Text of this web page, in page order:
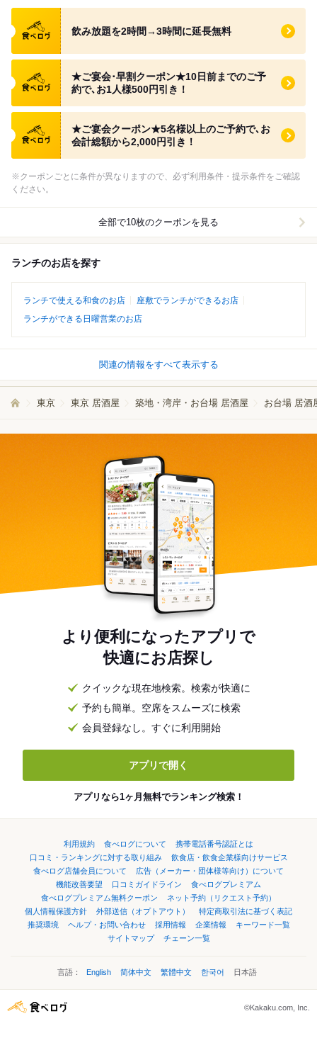
食べログ クーポン
飲み放題を2時間→3時間に延長無料
食べログ クーポン
★ご宴会･早割クーポン★10日前までのご予
約で､お1人様500円引き！
食べログ クーポン
★ご宴会クーポン★5名様以上のご予約で､お
会計総額から2,000円引き！
※クーポンごとに条件が異なりますので、必ず利用条件・提示条件をご確認
ください。
全部で10枚のクーポンを見る
ランチのお店を探す
ランチで使える和食のお店
座敷でランチができるお店
ランチができる日曜営業のお店
関連の情報をすべて表示する
東京 東京 居酒屋 築地・湾岸・お台場 居酒屋 お台場 居酒
より便利になったアプリで
快適にお店探し
クイックな現在地検索。検索が快適に
予約も簡単。空席をスムーズに検索
会員登録なし。すぐに利用開始
アプリで開く
アプリなら1ヶ月無料でランキング検索！
利用規約 食べログについて
携帯電話番号認証とは
口コミ・ランキングに対する取り組み
飲食店・飲食企業様向けサービス
食べログ店舗会員について
広告（メーカー・団体様等向け）について
機能改善要望
口コミガイドライン
食べログプレミアム
食べログプレミアム無料クーポン
ネット予約（リクエスト予約）
個人情報保護方針
外部送信（オプトアウト）
特定商取引法に基づく表記
推奨環境
ヘルプ・お問い合わせ 採用情報 企業情報
キーワード一覧
サイトマップ
チェーン一覧
言語： English 简体中文 繁體中文 한국어 日本語
©Kakaku.com, Inc.